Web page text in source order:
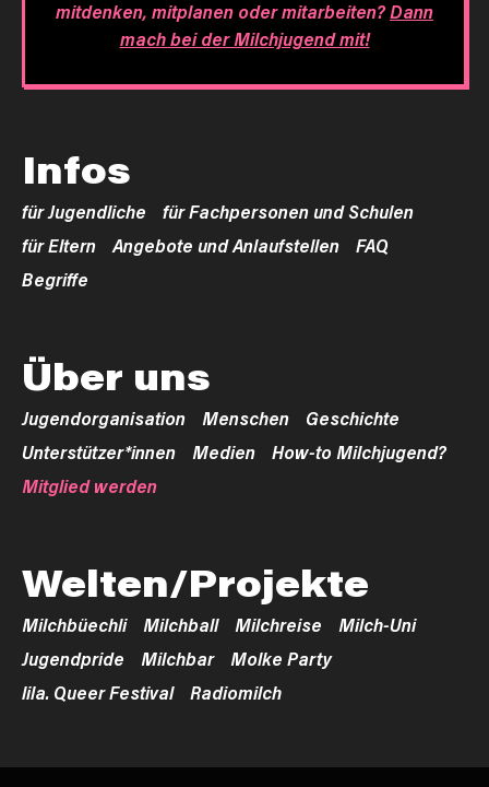
mitdenken, mitplanen oder mitarbeiten?Dann
mach bei der Milchjugend mit!
Infos
für Jugendliche
für Fachpersonen und Schulen
für Eltern
Angebote und Anlaufstellen
FAQ
Begriffe
Über uns
Jugendorganisation Menschen
Geschichte
Unterstützer*innen
Medien
How-to Milchjugend?
Mitglied werden
Welten/Projekte
Milchbüechli Milchball Milchreise
Milch-Uni
Jugendpride
Milchbar
Molke Party
lila. Queer Festival
Radiomilch